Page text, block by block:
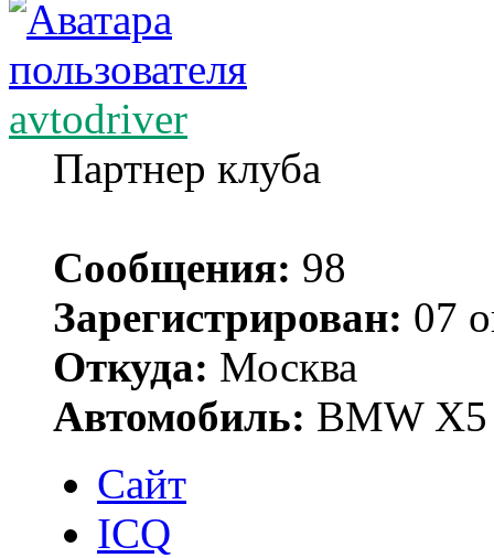
avtodriver
Партнер клуба
Сообщения: 98
Зарегистрирован: 07
Откуда: Москва
Автомобиль: BMW X5
Сайт
ICQ